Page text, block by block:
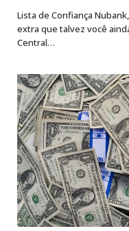
Lista de Confiança
extra que talvez você
Central…